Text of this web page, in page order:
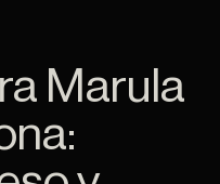
Marula